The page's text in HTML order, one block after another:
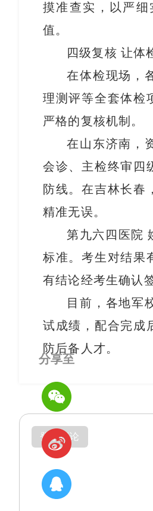
摸准查实，以严
值。
四级复核 让体
在体检现场，
理测评等全套体检
严格的复核机制。
在山东济南，
会诊、主检终审四
防线。在吉林长春
精准无误。
第九六四医院
标准。考生对结果
有结论经考生确认
目前，各地军
试成绩，配合完成
防后备人才。
登录评论
分享至